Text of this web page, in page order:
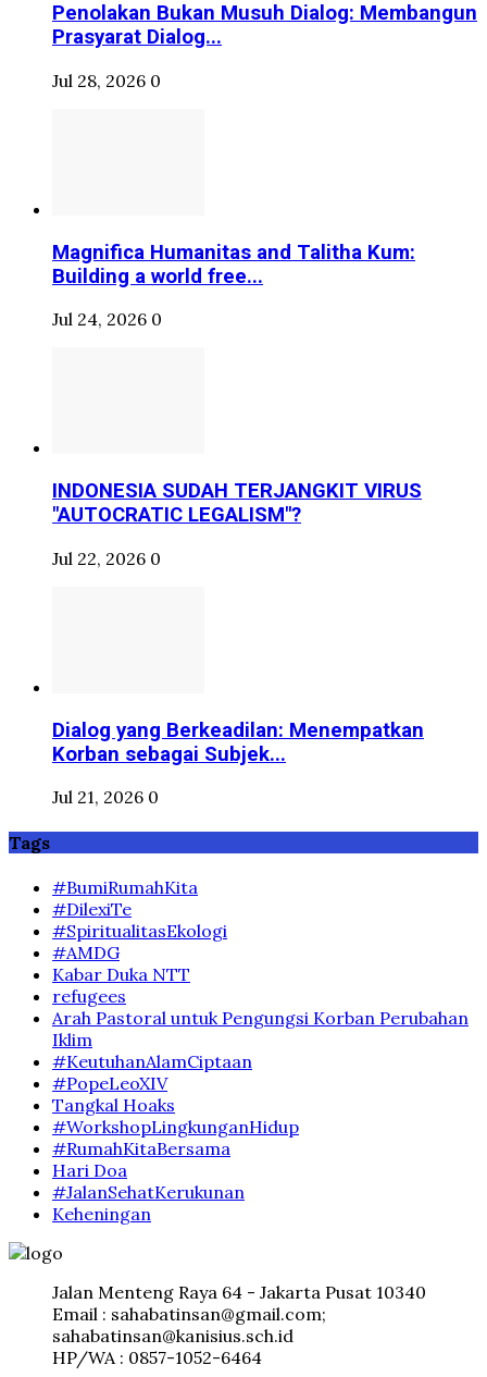
Penolakan Bukan Musuh Dialog: Membangun
Prasyarat Dialog...
Jul 28, 2026 0
Magnifica Humanitas and Talitha Kum:
Building a world free...
Jul 24, 2026 0
INDONESIA SUDAH TERJANGKIT VIRUS
"AUTOCRATIC LEGALISM"?
Jul 22, 2026 0
Dialog yang Berkeadilan: Menempatkan
Korban sebagai Subjek...
Jul 21, 2026 0
Tags
#BumiRumahKita
#DilexiTe
#SpiritualitasEkologi
#AMDG
Kabar Duka NTT
refugees
Arah Pastoral untuk Pengungsi Korban Perubahan
Iklim
#KeutuhanAlamCiptaan
#PopeLeoXIV
Tangkal Hoaks
#WorkshopLingkunganHidup
#RumahKitaBersama
Hari Doa
#JalanSehatKerukunan
Keheningan
Jalan Menteng Raya 64 - Jakarta Pusat 10340
Email : sahabatinsan@gmail.com;
sahabatinsan@kanisius.sch.id
HP/WA : 0857-1052-6464